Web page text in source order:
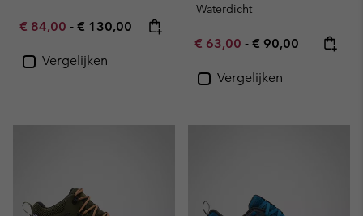
Minimum sale price:
€ 84,00 - Maximum price:
€ 130,00
Vergelijken
Waterdicht
Minimum sale price:
€ 63,00 - Maximum price:
€ 90,00
Vergelijken